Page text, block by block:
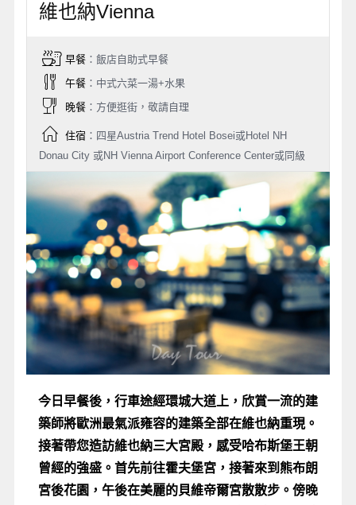
維也納Vienna
早餐：飯店自助式早餐
午餐：中式六菜一湯+水果
晚餐：方便逛街，敬請自理
住宿：四星Austria Trend Hotel Bosei或Hotel NH
Donau City 或NH Vienna Airport Conference Center或同級
今日早餐後，行車途經環城大道上，欣賞一流的建
築師將歐洲最氣派雍容的建築全部在維也納重現。
接著帶您造訪維也納三大宮殿，感受哈布斯堡王朝
曾經的強盛。首先前往霍夫堡宮，接著來到熊布朗
宮後花園，午後在美麗的貝維帝爾宮散散步。傍晚